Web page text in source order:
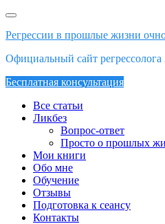
Skip
content
Регрессии в прошлые жизни
Официальный сайт
Бесплатная консультация
Все статьи
Ликбез
Вопрос-ответ
Просто о прошлых
Мои книги
Обо мне
Обучение
Отзывы
Подготовка к сеансу
Контакты